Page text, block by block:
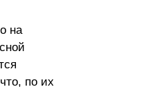
на
по их